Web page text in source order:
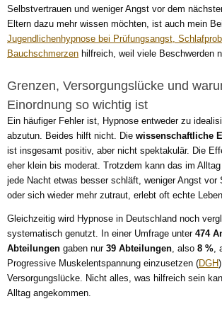
Selbstvertrauen und weniger Angst vor dem
Eltern dazu mehr wissen möchten, ist auch mein
Jugendlichenhypnose bei Prüfungsangst,
Bauchschmerzen hilfreich, weil viele Beschwerden
Grenzen, Versorgungslücke und
Einordnung so wichtig ist
Ein häufiger Fehler ist, Hypnose entweder zu
abzutun. Beides hilft nicht. Die wissenschaftliche
ist insgesamt positiv, aber nicht spektakulär. Die
eher klein bis moderat. Trotzdem kann das im
jede Nacht etwas besser schläft, weniger Angst vor
oder sich wieder mehr zutraut, erlebt oft echte
Gleichzeitig wird Hypnose in Deutschland noch
systematisch genutzt. In einer Umfrage unter 474
Abteilungen gaben nur 39 Abteilungen, also 8 %,
Progressive Muskelentspannung einzusetzen (DGH
Versorgungslücke. Nicht alles, was hilfreich sein
Alltag angekommen.